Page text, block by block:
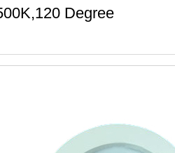
Degree